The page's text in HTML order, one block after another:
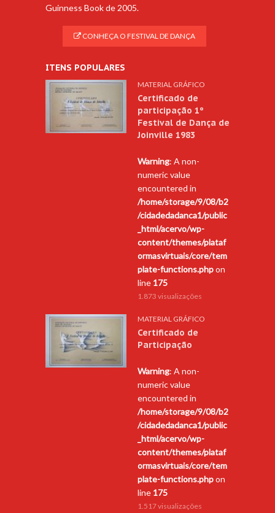
Guinness Book de 2005.
CONHEÇA O FESTIVAL DE DANÇA
ITENS POPULARES
MATERIAL GRÁFICO
Certificado de
participação 1º
Festival de Dança de
Joinville 1983
Warning: A non-
numeric value
encountered in
/home/storage/9/08/b2
/cidadedadanca1/public
_html/acervo/wp-
content/themes/plataf
ormasvirtuais/core/tem
plate-functions.phpon
line 175
1.873 visualizações
MATERIAL GRÁFICO
Certificado de
Participação
Warning: A non-
numeric value
encountered in
/home/storage/9/08/b2
/cidadedadanca1/public
_html/acervo/wp-
content/themes/plataf
ormasvirtuais/core/tem
plate-functions.phpon
line 175
1.517 visualizações